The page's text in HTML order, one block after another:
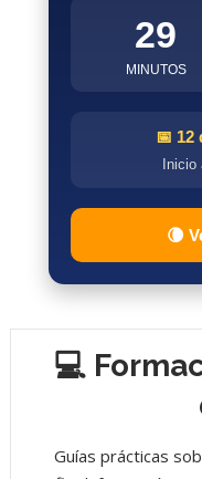
29
MINUTOS
📅 12
🌘
💻
Guías prácticas